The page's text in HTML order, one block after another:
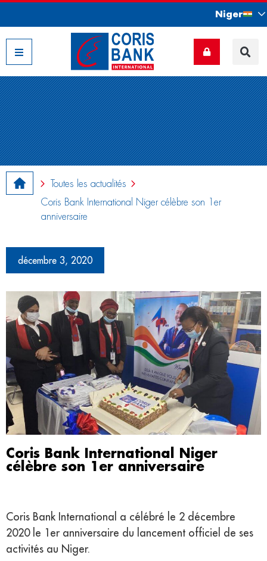
Niger
Toutes les actualités
Coris Bank International Niger célèbre son 1er
anniversaire
décembre 3, 2020
Coris Bank International Niger
célèbre son 1er anniversaire
Coris Bank International a célébré le 2 décembre
2020 le 1er anniversaire du lancement officiel de ses
activités au Niger.